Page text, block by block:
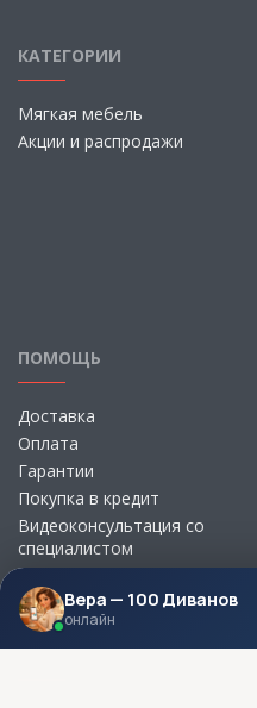
КАТЕГОРИИ
Мягкая мебель
Акции и распродажи
ПОМОЩЬ
Доставка
Оплата
Гарантии
Покупка в кредит
Видеоконсультация со
специалистом
Выбор ткани для мебели без
визита в магазин
МЫ В СОЦСЕТЯХ
Вера — 100 Диванов
онлайн